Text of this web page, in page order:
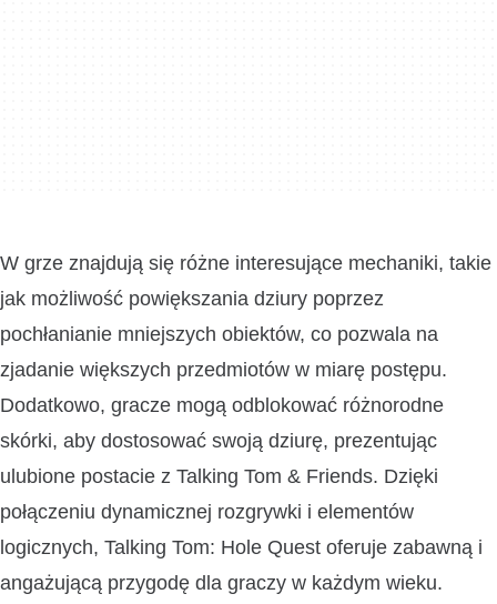
W grze znajdują się różne interesujące mechaniki, takie
jak możliwość powiększania dziury poprzez
pochłanianie mniejszych obiektów, co pozwala na
zjadanie większych przedmiotów w miarę postępu.
Dodatkowo, gracze mogą odblokować różnorodne
skórki, aby dostosować swoją dziurę, prezentując
ulubione postacie z Talking Tom & Friends. Dzięki
połączeniu dynamicznej rozgrywki i elementów
logicznych, Talking Tom: Hole Quest oferuje zabawną i
angażującą przygodę dla graczy w każdym wieku.